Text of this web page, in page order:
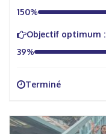
150%
Objectif optimum :
39%
Terminé